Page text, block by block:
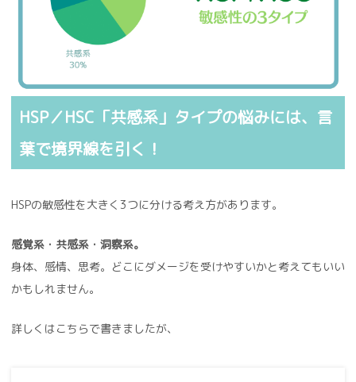
HSP／HSC「共感系」タイプの悩みには、言
葉で境界線を引く！
HSPの敏感性を大きく3つに分ける考え方があります。
感覚系・共感系・洞察系。
身体、感情、思考。どこにダメージを受けやすいかと考えてもいい
かもしれません。
詳しくはこちらで書きましたが、